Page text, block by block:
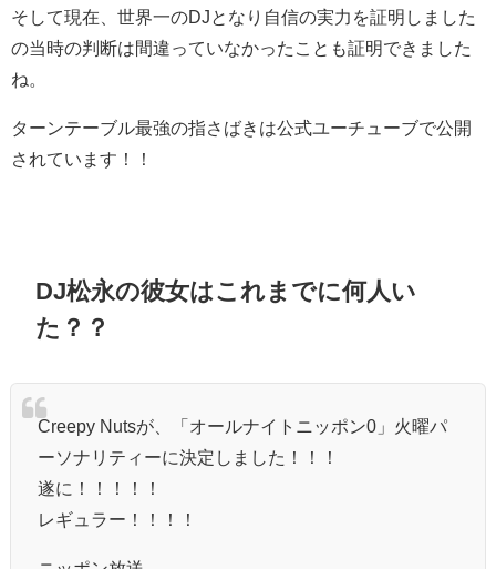
そして現在、世界一のDJとなり自信の実力を証明しました
の当時の判断は間違っていなかったことも証明できました
ね。
ターンテーブル最強の指さばきは公式ユーチューブで公開
されています！！
DJ松永の彼女はこれまでに何人い
た？？
Creepy Nutsが、「オールナイトニッポン0」火曜パ
ーソナリティーに決定しました！！！
遂に！！！！！
レギュラー！！！！